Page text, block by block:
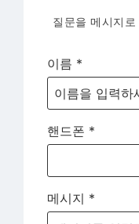
질문을 메시지
이름 *
핸드폰 *
메시지 *